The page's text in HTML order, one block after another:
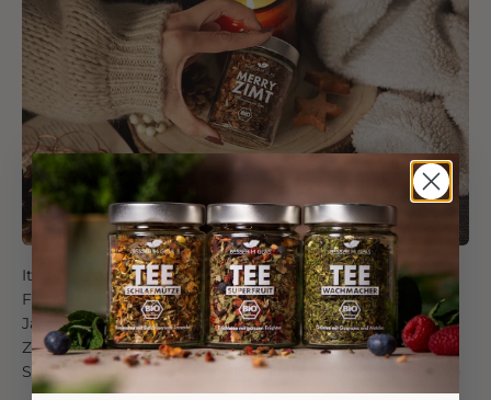
It´s Christmas Time
Für alle, für die das ganze Jahr die schönste Zeit des
Jahres ist. Die würzige Mischung aus Rooibos, Apfel und
Zimt versetzt dich direkt in Weihnachtsstimmung!
Schmeckt natürlich auch außerhalb der Weihnachtszeit ;)